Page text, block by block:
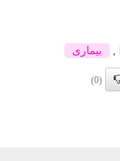
, بیماری
(0)